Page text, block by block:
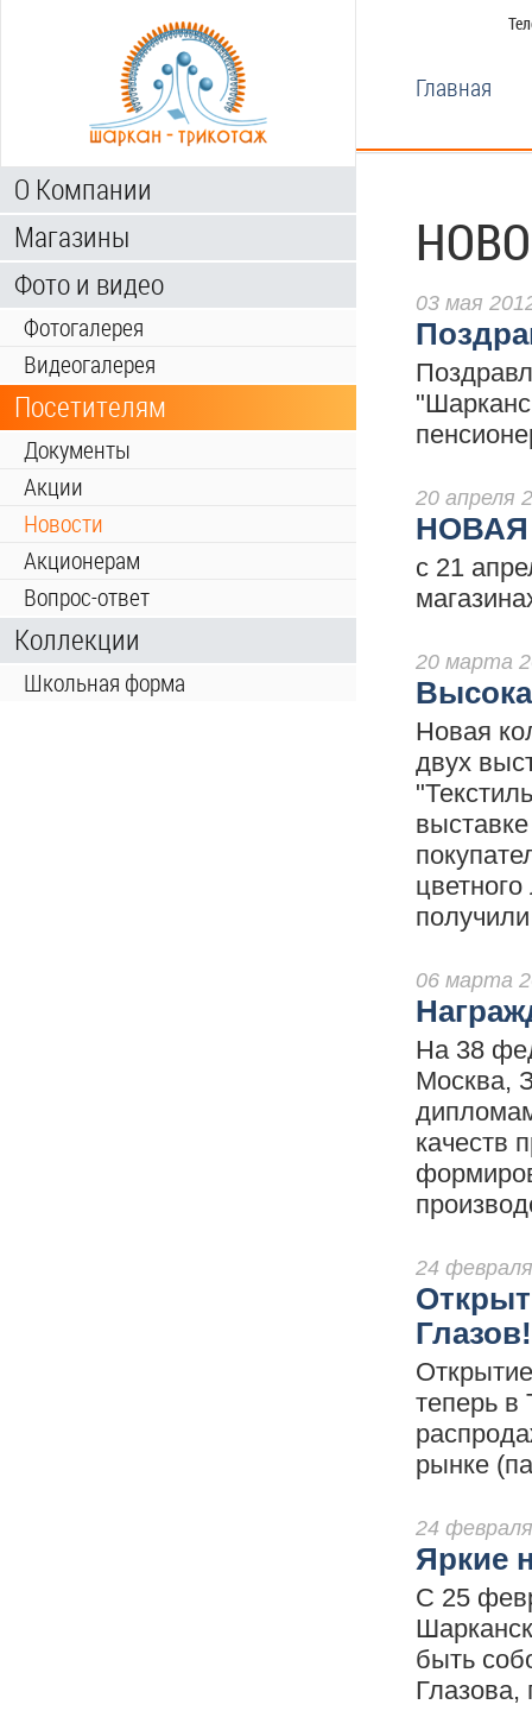
Главная
О Компании
Магазины
Фото и видео
Фотогалерея
Видеогалерея
Посетителям
Документы
Акции
Новости
Акционерам
Вопрос-ответ
Коллекции
Школьная форма
03 мая
20 апреля
НОВАЯ
с 21
20 марта
Новая
двух
06 марта
На 38
Москва,
качеств
24
теперь в
рынке
24
Яркие
С 25
быть
Глазова,